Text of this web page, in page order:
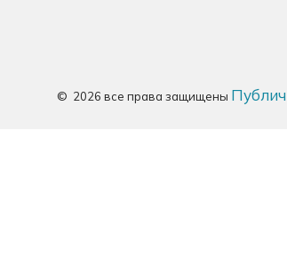
© 2026 все права защищены